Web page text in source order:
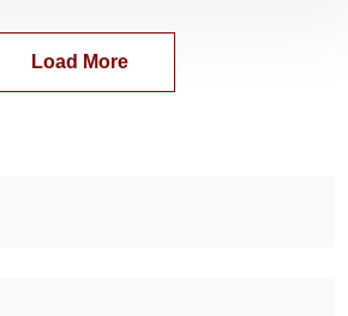
Load More